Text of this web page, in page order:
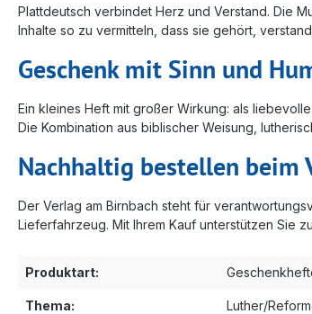
Plattdeutsch verbindet Herz und Verstand. Die
Inhalte so zu vermitteln, dass sie gehört,
Geschenk mit Sinn und
Ein kleines Heft mit großer Wirkung: als
Die Kombination aus biblischer Weisung,
Nachhaltig bestellen beim
Der Verlag am Birnbach steht für
Lieferfahrzeug. Mit Ihrem Kauf unterstützen Sie
Produktart:
Thema: Luther/